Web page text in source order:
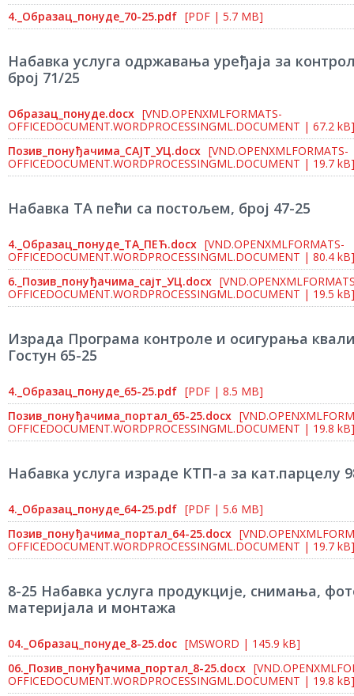
4._Образац_понуде_70-25.pdf [PDF | 5.7 MB]
Набавка услуга одржавања уређаја за
број 71/25
Образац_понуде.docx [VND.OPENXMLFORMATS-
OFFICEDOCUMENT.WORDPROCESSINGML.DOCUMENT | 67.2 kB]
Позив_понуђачима_САЈТ_УЦ.docx [VND.OPENXMLFORMATS-
OFFICEDOCUMENT.WORDPROCESSINGML.DOCUMENT | 19.7 kB]
Набавка ТА пећи са постољем, број 47-25
4._Образац_понуде_ТА_ПЕЋ.docx [VND.OPENXMLFORMATS-
OFFICEDOCUMENT.WORDPROCESSINGML.DOCUMENT | 80.4 kB]
6._Позив_понуђачима_сајт_УЦ.docx
OFFICEDOCUMENT.WORDPROCESSINGML.DOCUMENT | 19.5 kB]
Израда Програма контроле и осигурања
Гостун 65-25
4._Образац_понуде_65-25.pdf [PDF | 8.5 MB]
Позив_понуђачима_портал_65-25.docx
OFFICEDOCUMENT.WORDPROCESSINGML.DOCUMENT | 19.8 kB]
Набавка услуга израде КТП-а за кат.парцелу
4._Образац_понуде_64-25.pdf [PDF | 5.6 MB]
Позив_понуђачима_портал_64-25.docx
OFFICEDOCUMENT.WORDPROCESSINGML.DOCUMENT | 19.7 kB]
8-25 Набавка услуга продукције, снимања,
материјала и монтажа
04._Образац_понуде_8-25.doc [MSWORD | 145.9 kB]
06._Позив_понуђачима_портал_8-25.docx
OFFICEDOCUMENT.WORDPROCESSINGML.DOCUMENT | 19.8 kB]